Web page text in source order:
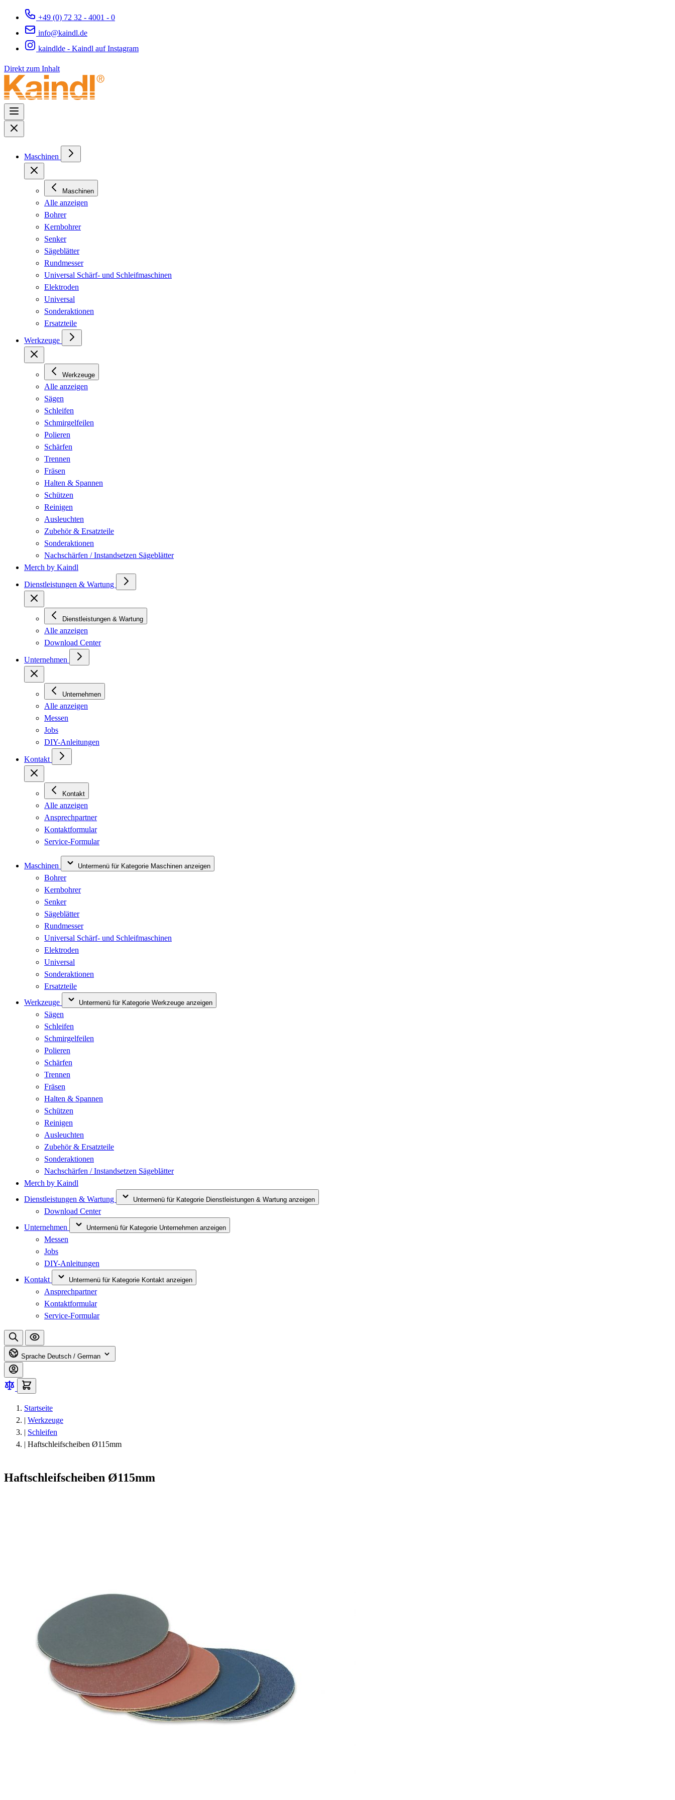
+49 (0) 72 32 - 4001 - 0
info@kaindl.de
kaindlde - Kaindl auf Instagram
Direkt zum Inhalt
Maschinen
Maschinen
Alle anzeigen
Bohrer
Kernbohrer
Senker
Sägeblätter
Rundmesser
Universal Schärf- und Schleifmaschinen
Elektroden
Universal
Sonderaktionen
Ersatzteile
Werkzeuge
Werkzeuge
Alle anzeigen
Sägen
Schleifen
Schmirgelfeilen
Polieren
Schärfen
Trennen
Fräsen
Halten & Spannen
Schützen
Reinigen
Ausleuchten
Zubehör & Ersatzteile
Sonderaktionen
Nachschärfen / Instandsetzen Sägeblätter
Merch by Kaindl
Dienstleistungen & Wartung
Dienstleistungen & Wartung
Alle anzeigen
Download Center
Unternehmen
Unternehmen
Alle anzeigen
Messen
Jobs
DIY-Anleitungen
Kontakt
Kontakt
Alle anzeigen
Ansprechpartner
Kontaktformular
Service-Formular
Maschinen Untermenü für Kategorie Maschinen anzeigen
Bohrer
Kernbohrer
Senker
Sägeblätter
Rundmesser
Universal Schärf- und Schleifmaschinen
Elektroden
Universal
Sonderaktionen
Ersatzteile
Werkzeuge
Untermenü für Kategorie Werkzeuge anzeigen
Sägen
Schleifen
Schmirgelfeilen
Polieren
Schärfen
Trennen
Fräsen
Halten & Spannen
Schützen
Reinigen
Ausleuchten
Zubehör & Ersatzteile
Sonderaktionen
Nachschärfen / Instandsetzen Sägeblätter
Merch by Kaindl
Dienstleistungen & Wartung
Untermenü für Kategorie Dienstleistungen & Wartung anzeigen
Download Center
Unternehmen
Untermenü für Kategorie Unternehmen anzeigen
Messen
Jobs
DIY-Anleitungen
Kontakt
Untermenü für Kategorie Kontakt anzeigen
Ansprechpartner
Kontaktformular
Service-Formular
Sprache Deutsch / German
Startseite
| Werkzeuge
| Schleifen
| Haftschleifscheiben Ø115mm
Haftschleifscheiben Ø115mm